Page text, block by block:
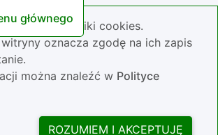
głównego
pliki cookies.
oznacza zgodę na ich zapis
można znaleźć w Polityce
ROZUMIEM I AKCEPTUJĘ